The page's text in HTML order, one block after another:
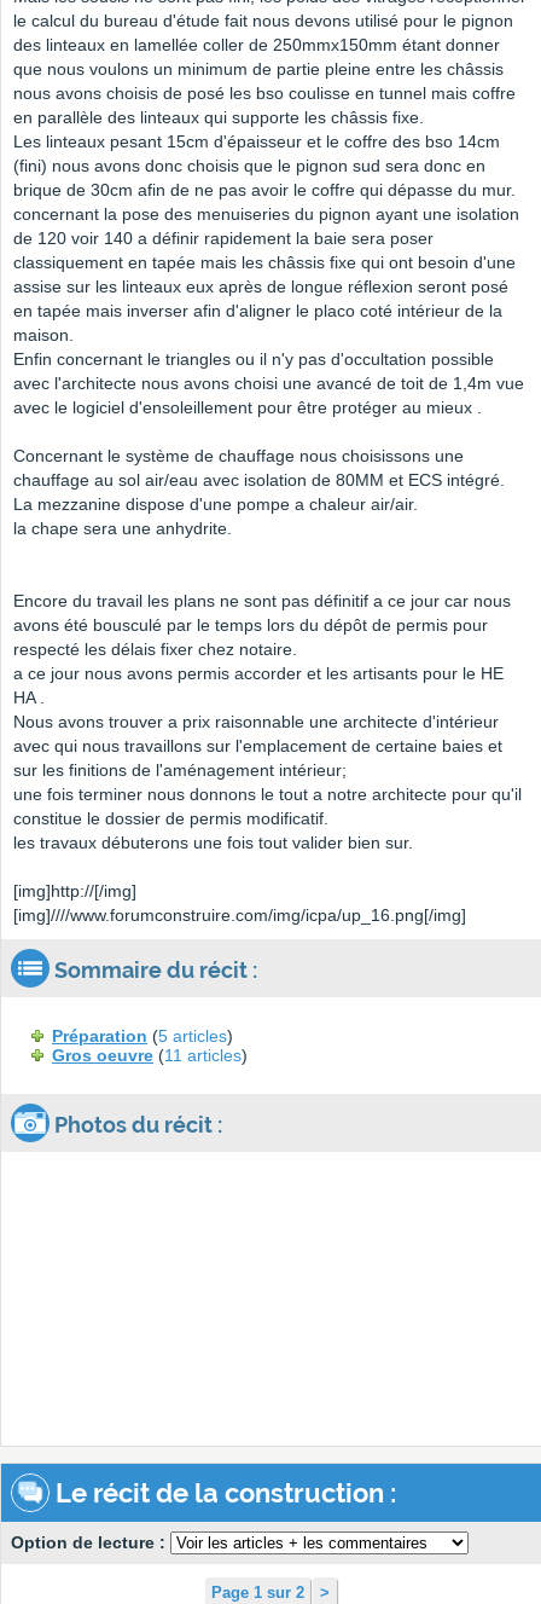
le calcul du bureau d'étude fait nous devons utilisé pour le pignon
des linteaux en lamellée coller de 250mmx150mm étant donner
que nous voulons un minimum de partie pleine entre les châssis
nous avons choisis de posé les bso coulisse en tunnel mais coffre
en parallèle des linteaux qui supporte les châssis fixe.
Les linteaux pesant 15cm d'épaisseur et le coffre des bso 14cm
(fini) nous avons donc choisis que le pignon sud sera donc en
brique de 30cm afin de ne pas avoir le coffre qui dépasse du mur.
concernant la pose des menuiseries du pignon ayant une isolation
de 120 voir 140 a définir rapidement la baie sera poser
classiquement en tapée mais les châssis fixe qui ont besoin d'une
assise sur les linteaux eux après de longue réflexion seront posé
en tapée mais inverser afin d'aligner le placo coté intérieur de la
maison.
Enfin concernant le triangles ou il n'y pas d'occultation possible
avec l'architecte nous avons choisi une avancé de toit de 1,4m vue
avec le logiciel d'ensoleillement pour être protéger au mieux .
Concernant le système de chauffage nous choisissons une
chauffage au sol air/eau avec isolation de 80MM et ECS intégré.
La mezzanine dispose d'une pompe a chaleur air/air.
la chape sera une anhydrite.
Encore du travail les plans ne sont pas définitif a ce jour car nous
avons été bousculé par le temps lors du dépôt de permis pour
respecté les délais fixer chez notaire.
a ce jour nous avons permis accorder et les artisants pour le HE
HA .
Nous avons trouver a prix raisonnable une architecte d'intérieur
avec qui nous travaillons sur l'emplacement de certaine baies et
sur les finitions de l'aménagement intérieur;
une fois terminer nous donnons le tout a notre architecte pour qu'il
constitue le dossier de permis modificatif.
les travaux débuterons une fois tout valider bien sur.
[img]http://[/img]
[img]////www.forumconstruire.com/img/icpa/up_16.png[/img]
Sommaire du récit :
Préparation (5 articles)
Gros oeuvre (11 articles)
Photos du récit :
Le récit de la construction :
Option de lecture :
Page 1 sur 2 >